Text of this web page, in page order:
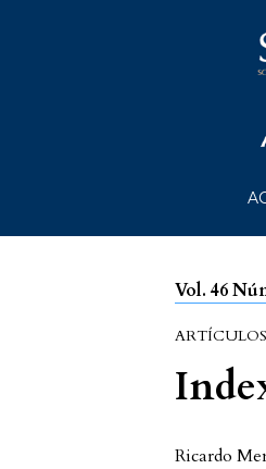
Vol. 46
ARTÍCULOS
Ricardo